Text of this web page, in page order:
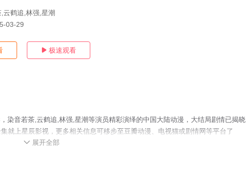
云鹤追,林强,星潮
03-29
 极速观看
染音若茶,云鹤追,林强,星潮等演员精彩演绎的中国大陆动漫，大结局剧情已揭晓
就上星辰影视，更多相关信息可移步至豆瓣动漫、电视猫或剧情网等平台了
 展开全部